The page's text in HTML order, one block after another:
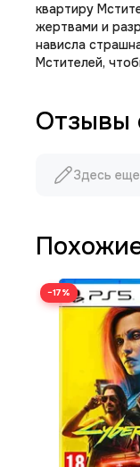
квартиру
жертвами и
нависла
Мстителей,
Отзывы
Здесь
−17%